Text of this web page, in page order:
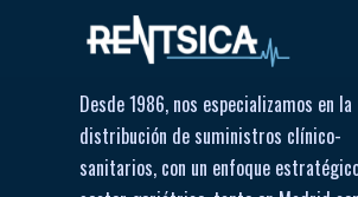
Desde 1986, nos especializamos en la
distribución de suministros clínico-
sanitarios, con un enfoque